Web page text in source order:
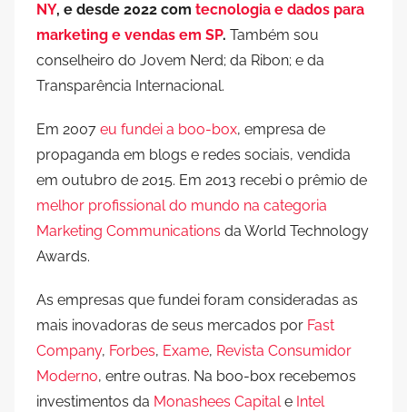
NY, e desde 2022 com tecnologia e dados para
marketing e vendas em SP. Também sou
conselheiro do Jovem Nerd; da Ribon; e da
Transparência Internacional.
Em 2007 eu fundei a boo-box, empresa de
propaganda em blogs e redes sociais, vendida
em outubro de 2015. Em 2013 recebi o prêmio de
melhor profissional do mundo na categoria
Marketing Communications da World Technology
Awards.
As empresas que fundei foram consideradas as
mais inovadoras de seus mercados por Fast
Company, Forbes, Exame, Revista Consumidor
Moderno, entre outras. Na boo-box recebemos
investimentos da Monashees Capitale Intel